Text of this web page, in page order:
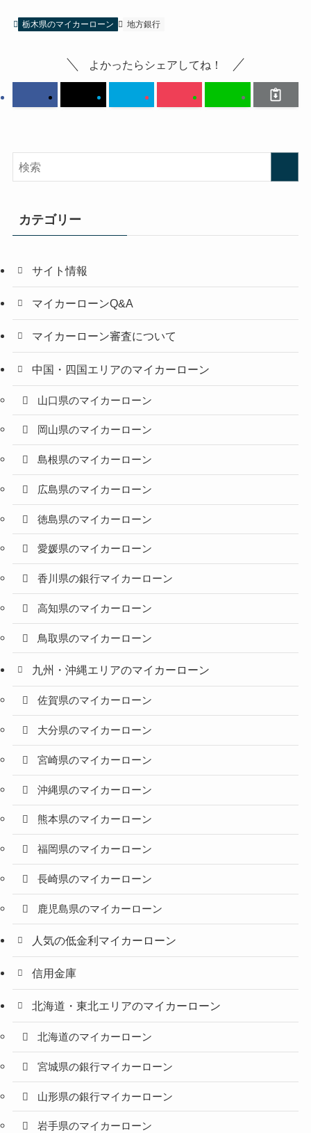
栃木県のマイカーローン 地方銀行
よかったらシェアしてね！
カテゴリー
サイト情報
マイカーローンQ&A
マイカーローン審査について
中国・四国エリアのマイカーローン
山口県のマイカーローン
岡山県のマイカーローン
島根県のマイカーローン
広島県のマイカーローン
徳島県のマイカーローン
愛媛県のマイカーローン
香川県の銀行マイカーローン
高知県のマイカーローン
鳥取県のマイカーローン
九州・沖縄エリアのマイカーローン
佐賀県のマイカーローン
大分県のマイカーローン
宮崎県のマイカーローン
沖縄県のマイカーローン
熊本県のマイカーローン
福岡県のマイカーローン
長崎県のマイカーローン
鹿児島県のマイカーローン
人気の低金利マイカーローン
信用金庫
北海道・東北エリアのマイカーローン
北海道のマイカーローン
宮城県の銀行マイカーローン
山形県の銀行マイカーローン
岩手県のマイカーローン